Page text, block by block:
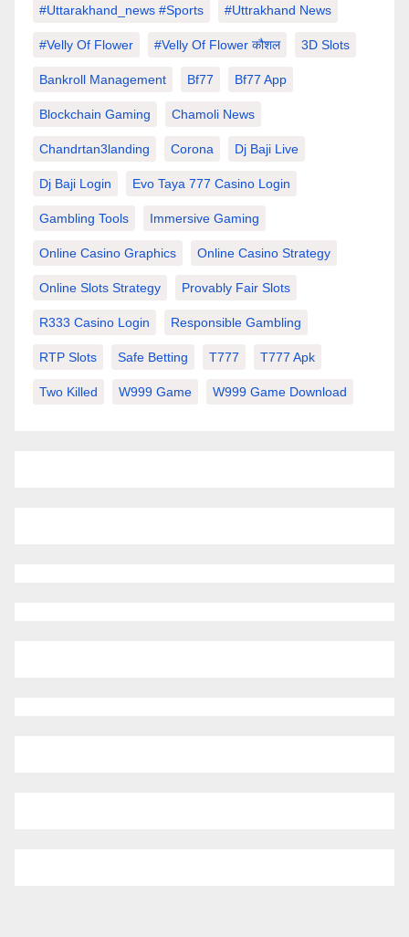
#Uttarakhand_news #sports #Uttrakhand News
#velly Of Flower #velly Of Flower कौशल 3D Slots
Bankroll Management Bf77 Bf77 App
Blockchain Gaming Chamoli News
Chandrtan3landing Corona Dj Baji Live
Dj Baji Login Evo Taya 777 Casino Login
Gambling Tools Immersive Gaming
Online Casino Graphics Online Casino Strategy
Online Slots Strategy Provably Fair Slots
R333 Casino Login Responsible Gambling
RTP Slots Safe Betting T777 T777 Apk
Two Killed W999 Game W999 Game Download